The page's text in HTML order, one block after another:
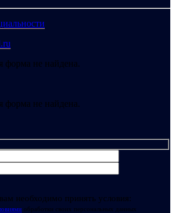
форма не найдена.
форма не найдена.
необходимо принять условия:
обработки своих персональных данных